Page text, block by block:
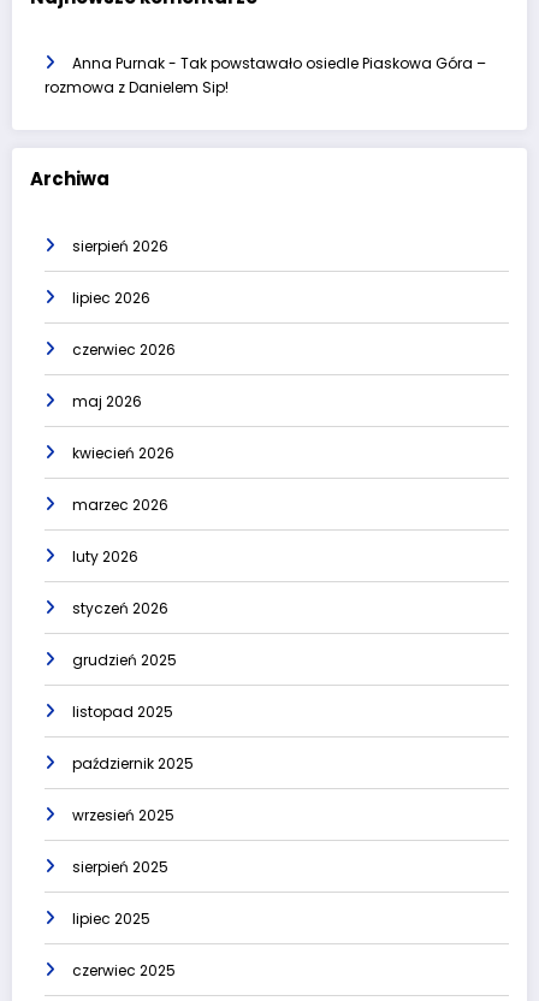
Anna Purnak- Tak powstawało osiedle Piaskowa Góra –
rozmowa z Danielem Sip!
Archiwa
sierpień 2026
lipiec 2026
czerwiec 2026
maj 2026
kwiecień 2026
marzec 2026
luty 2026
styczeń 2026
grudzień 2025
listopad 2025
październik 2025
wrzesień 2025
sierpień 2025
lipiec 2025
czerwiec 2025